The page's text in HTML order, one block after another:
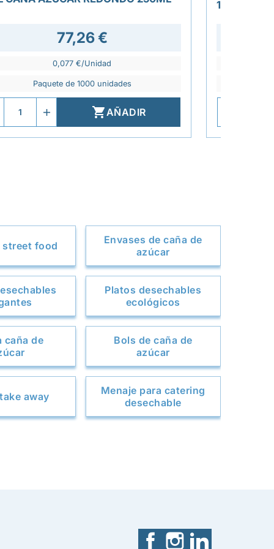
77,26 €
0,077 €/Unidad
Paquete de 1000 unidades
AÑADIR
street food
Envases de caña de
azúcar
Platos desechables
ecológicos
caña de
Bols de caña de
azúcar
away
Menaje para catering
desechable
FacebookInstagram